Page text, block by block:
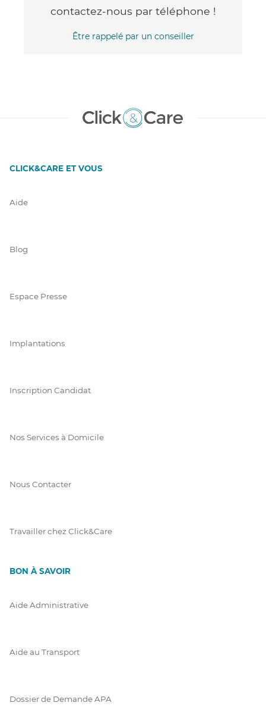
contactez-nous par téléphone !
Être rappelé par un conseiller
CLICK&CARE ET VOUS
Aide
Blog
Espace Presse
Implantations
Inscription Candidat
Nos Services à Domicile
Nous Contacter
Travailler chez Click&Care
BON À SAVOIR
Aide Administrative
Aide au Transport
Dossier de Demande APA